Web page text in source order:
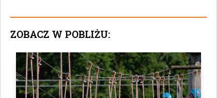
ZOBACZ W POBLIŻU: